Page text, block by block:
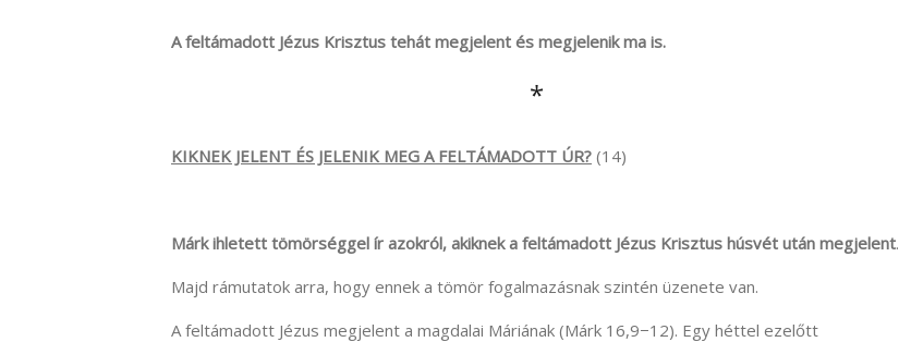
A feltámadott Jézus Krisztus tehát megjelent és megjelenik ma is.
*
KIKNEK JELENT ÉS JELENIK MEG A FELTÁMADOTT ÚR? (14)
Márk ihletett tömörséggel ír azokról, akiknek a feltámadott Jézus Krisztus húsvét után megjelent.
Majd rámutatok arra, hogy ennek a tömör fogalmazásnak szintén üzenete van.
A feltámadott Jézus megjelent a magdalai Máriának (Márk 16,9−12). Egy héttel ezelőtt